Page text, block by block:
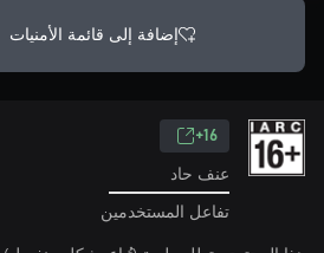
إضافة إلى قائمة الأمنيات
16+
عنف حاد
تفاعل المستخدمين